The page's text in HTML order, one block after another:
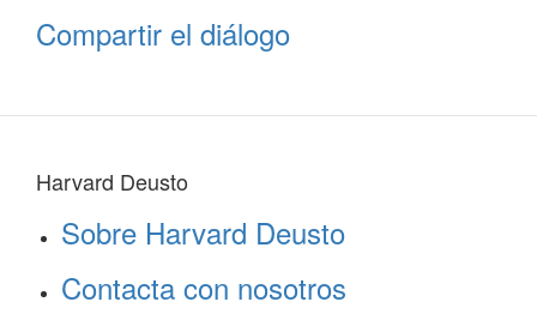
Compartir el diálogo
Harvard Deusto
Sobre Harvard Deusto
Contacta con nosotros